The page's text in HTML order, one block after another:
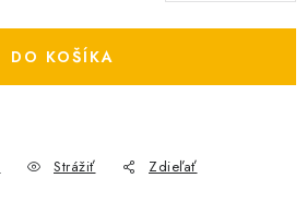
DO KOŠÍKA
Strážiť Zdieľať